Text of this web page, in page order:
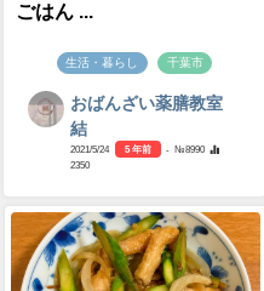
ごはん ...
生活・暮らし 千葉市
おばんざい薬膳教室
結
2021/5/24 5 年前
- №8990
2350